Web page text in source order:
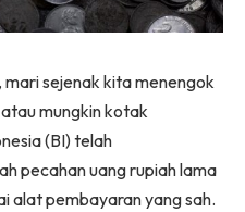
sejenak kita menengok
mungkin kotak
(BI) telah
pecahan uang rupiah lama
alat pembayaran yang sah.